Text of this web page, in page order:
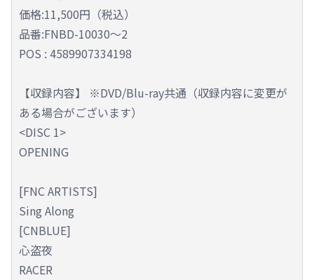
価格:11,500円（税込）
品番:FNBD-10030～2
POS : 4589907334198
【収録内容】 ※DVD/Blu-ray共通（収録内容に変更が
ある場合がございます）
<DISC 1>
OPENING
[FNC ARTISTS]
Sing Along
[CNBLUE]
心盗夜
RACER